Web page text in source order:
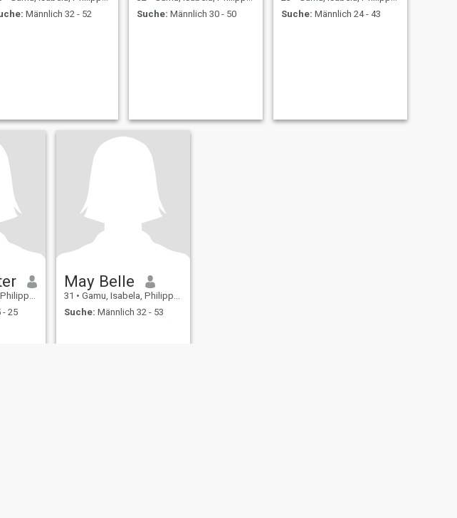
Männlich 32 - 52
Suche: Männlich 30 - 50
Suche: Männlich 24 - 43
- 25
May Belle
31 • Gamu, Isabela, Philippinen
Suche: Männlich 32 - 53